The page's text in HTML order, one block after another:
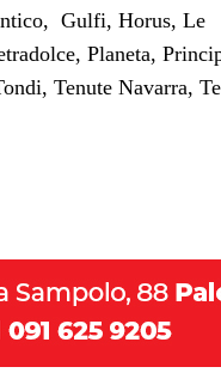
Gulfi, Horus, Le
Planeta,
Tenute Navarra,